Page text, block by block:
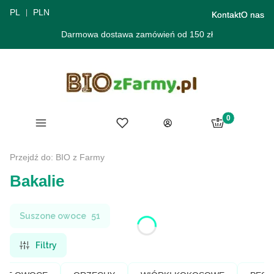
PL PLN KontaktO nas
Darmowa dostawa zamówień od 150 zł
Menu Ulubione
Zaloguj się
Produkty w
Koszyk
Przejdź do: BIO z Farmy
Bakalie
Suszone owoce 51
Filtry